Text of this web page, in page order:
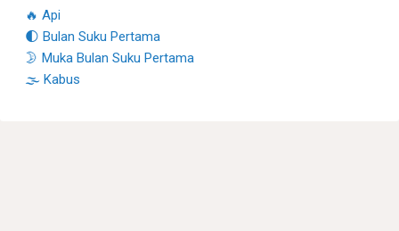
🔥 Api
🌓 Bulan Suku Pertama
🌛 Muka Bulan Suku Pertama
🌫 Kabus